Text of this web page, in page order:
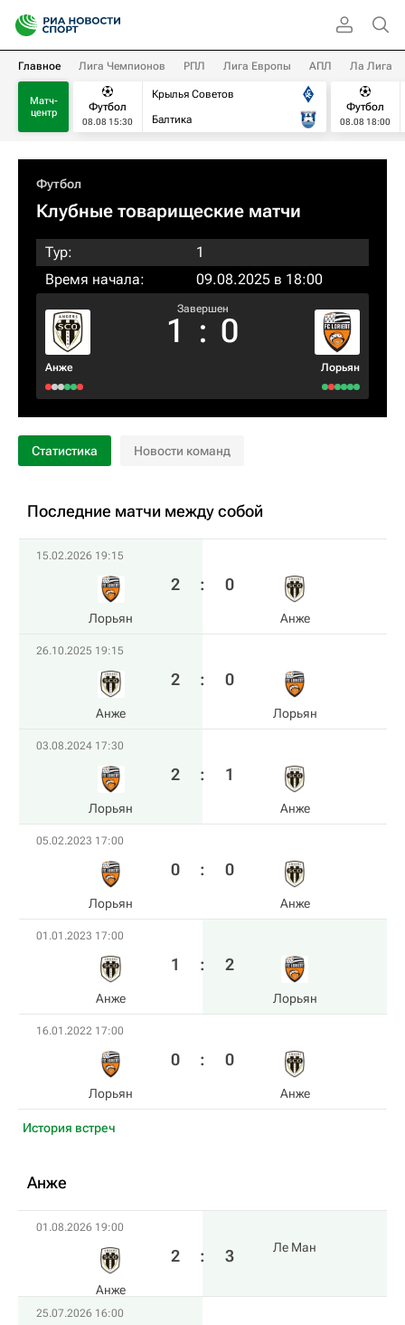
Главное Лига Чемпионов РПЛ Лига Европы АПЛ Ла Лига
Матч-
центр
Футбол
08.08 15:30
Крылья Советов
Балтика
Футбол
08.08 18:00
Футбол
Клубные товарищеские матчи
Тур:
1
Время начала:
09.08.2025 в 18:00
Анже
Завершен
1 : 0
Лорьян
Статистика Новости команд
Последние матчи между собой
15.02.2026 19:15
Лорьян
2 : 0
Анже
26.10.2025 19:15
Анже
2 : 0
Лорьян
03.08.2024 17:30
Лорьян
2 : 1
Анже
05.02.2023 17:00
Лорьян
0 : 0
Анже
01.01.2023 17:00
Анже
1 : 2
Лорьян
16.01.2022 17:00
Лорьян
0 : 0
Анже
История встреч
Анже
01.08.2026 19:00
Анже
2 : 3 Ле Ман
25.07.2026 16:00